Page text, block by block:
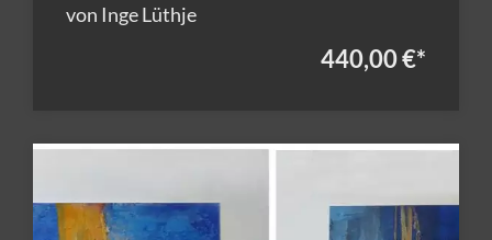
von Inge Lüthje
440,00 €*